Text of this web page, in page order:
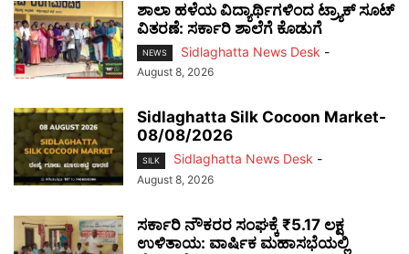
ಶಾಲಾ ಹಳೆಯ ವಿದ್ಯಾರ್ಥಿಗಳಿಂದ ಟ್ರ್ಯಾಕ್‌ ಸೂಟ್
ವಿತರಣೆ: ಸರ್ಕಾರಿ ಶಾಲೆಗೆ ಕೊಡುಗೆ
NEWS Sidlaghatta News Desk -
August 8, 2026
Sidlaghatta Silk Cocoon Market-
08/08/2026
SILK Sidlaghatta News Desk -
August 8, 2026
ಸರ್ಕಾರಿ ನೌಕರರ ಸಂಘಕ್ಕೆ ₹5.17 ಲಕ್ಷ
ಉಳಿತಾಯ: ವಾರ್ಷಿಕ ಮಹಾಸಭೆಯಲ್ಲಿ